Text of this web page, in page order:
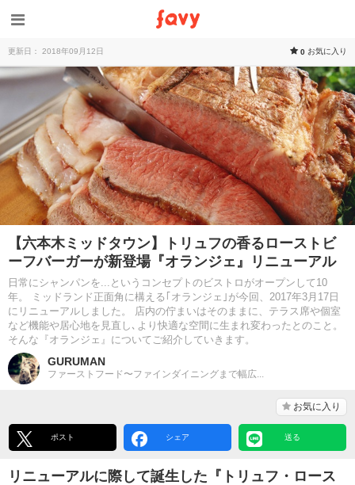
更新日： 2018年09月12日 0 お気に入り
【六本木ミッドタウン】トリュフの香るローストビ
ーフバーガーが新登場『オランジェ』リニューアル
日常にシャンパンを...というコンセプトのビストロがオープンして10
年。 ミッドランド正面角に構える｢オランジェ｣が今回、2017年3月17日
にリニューアルしました。 店内の佇まいはそのままに、テラス席や個室
など機能や居心地を見直し､より快適な空間に生まれ変わったとのこと。
そんな『オランジェ』についてご紹介していきます。
GURUMAN
ファーストフード〜ファインダイニングまで幅広...
お気に入り
ポスト シェア 送る
リニューアルに際して誕生した『トリュフ・ロース